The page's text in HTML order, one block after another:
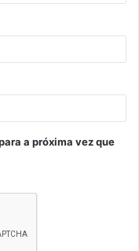
a próxima vez que